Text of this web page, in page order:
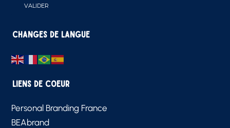
Changes de langue
Liens de Coeur
Personal Branding France
BEAbrand